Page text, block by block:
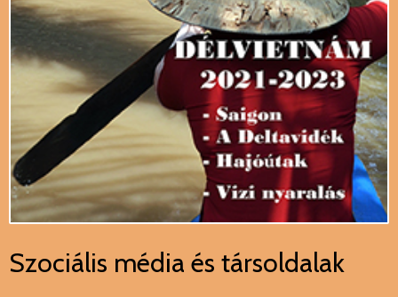
Szociális média és társoldalak